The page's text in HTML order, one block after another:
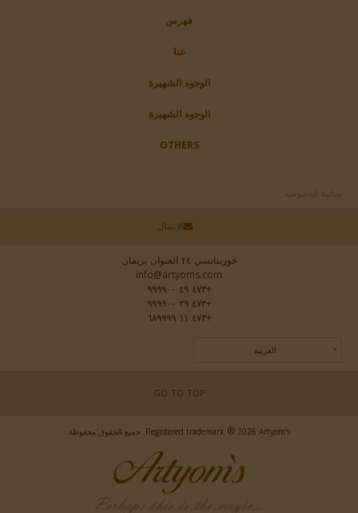
فهرس
عنا
الوجوه الشهيرة
الوجوه الشهيرة
OTHERS
سياسة الخصوصية
الاتصال
خوريناتسي ٢٤ العنوان يريفان
info@artyoms.com
+٤٧٣ ٤٩ ٩٩٩٩٠٠
+٤٧٣ ٣٩ ٩٩٩٩٠٠
+٤٧٣ ١١ ٦٨٩٩٩٩
العربية
GO TO TOP
Registered trademark ®2026 Artyom’s. جميع الحقوق محفوظة